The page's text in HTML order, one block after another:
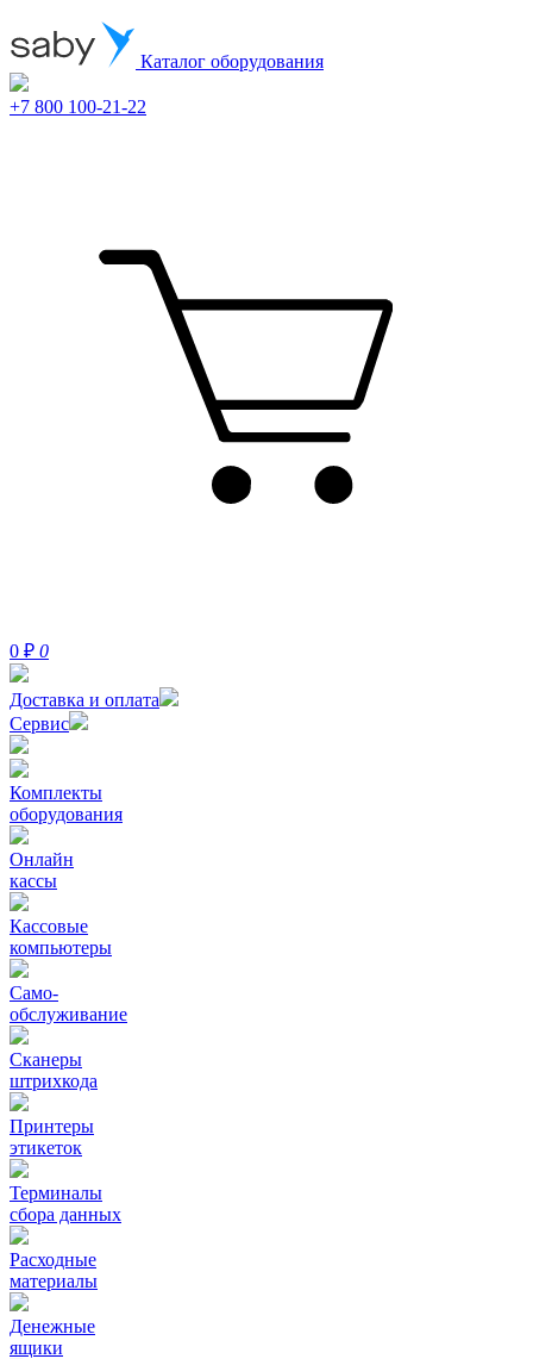
Каталог оборудования
+7 800 100-21-22
0 ₽ 0
Доставка и оплата
Сервис
Комплекты
оборудования
Онлайн
кассы
Кассовые
компьютеры
Само-
обслуживание
Сканеры
штрихкода
Принтеры
этикеток
Терминалы
сбора данных
Расходные
материалы
Денежные
ящики